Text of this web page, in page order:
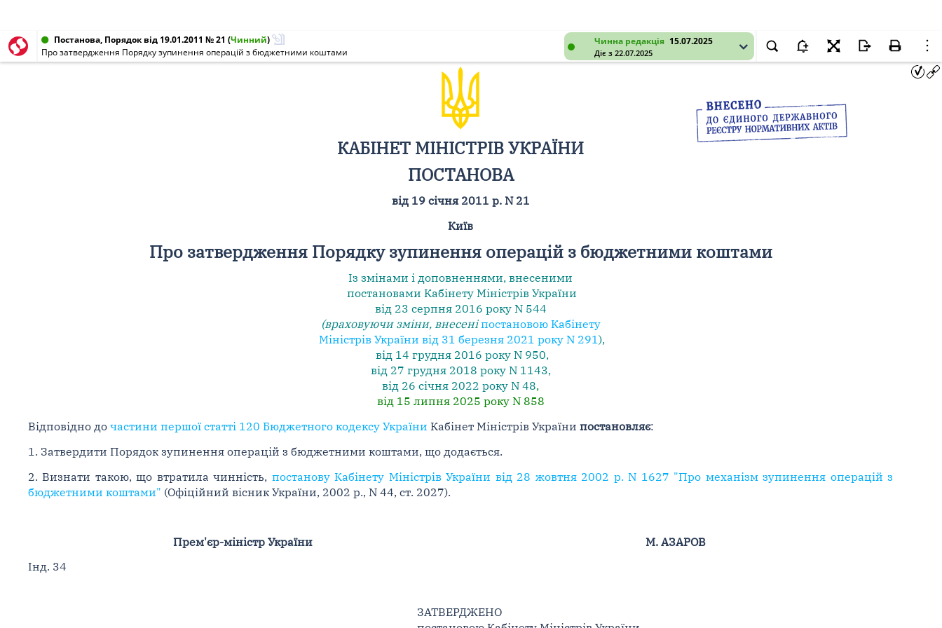
Чинна редакція 15.07.2025
Діє з 22.07.2025
Постанова, Порядок від 19.01.2011 № 21 (Чинний)
Про затвердження Порядку зупинення операцій з бюджетними коштами